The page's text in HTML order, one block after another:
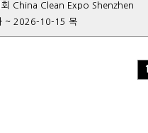
회 China Clean Expo Shenzhen
~ 2026-10-15 목